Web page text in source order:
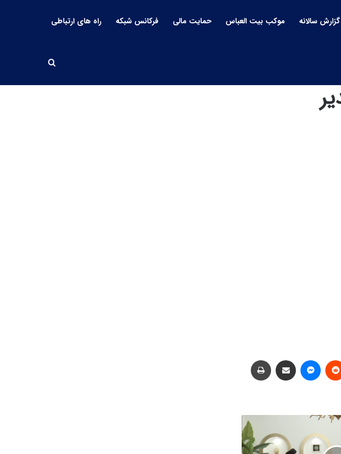
گزارش سالانه موکب بیت العباس حمایت مالی فرکانس شبکه راه های ارتباطی
‫رددیت